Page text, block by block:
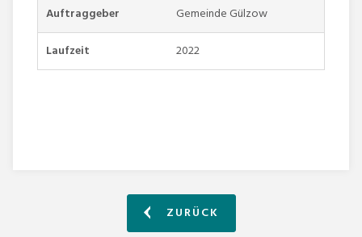
Auftraggeber
Gemeinde Gülzow
Laufzeit
2022
ZURÜCK